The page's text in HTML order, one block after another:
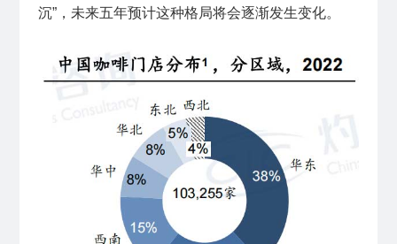
沉”，未来五年预计这种格局将会逐渐发生变化。